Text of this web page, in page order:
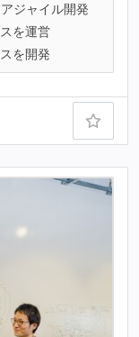
ジャイル開発
を運営
を開発